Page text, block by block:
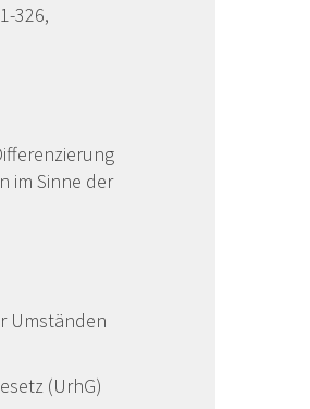
326,
im Sinne der
Umständen
(UrhG)